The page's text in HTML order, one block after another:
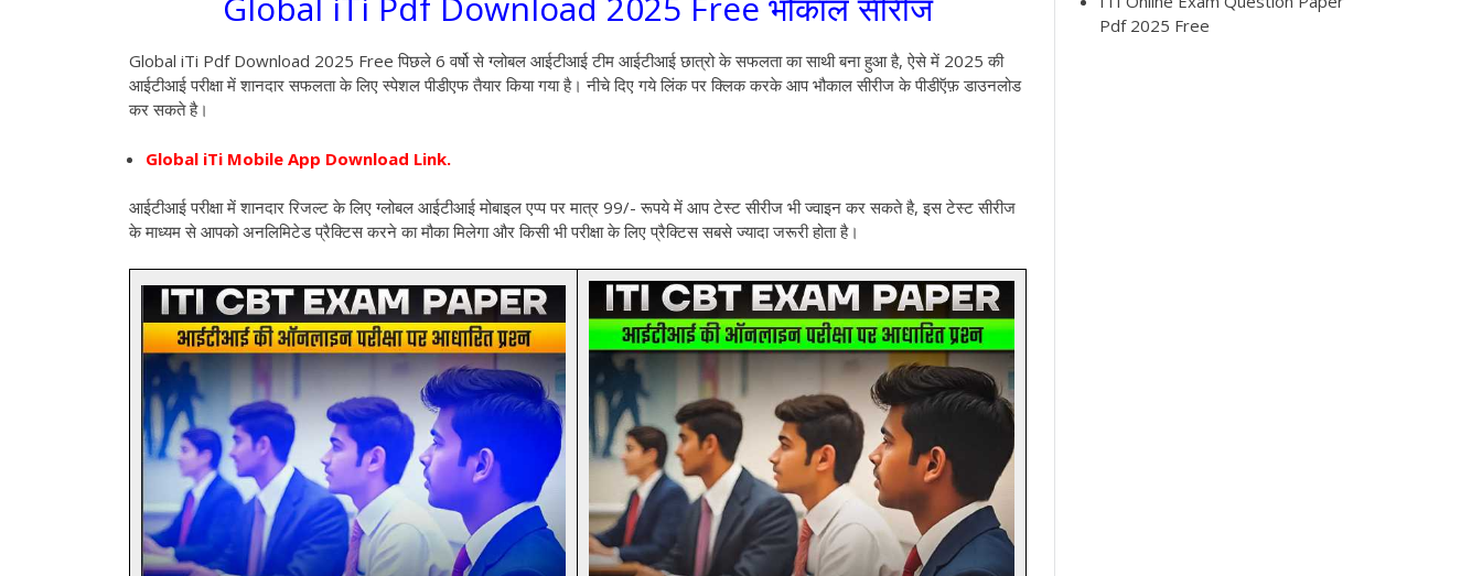
Global iTi Pdf Download 2025 Free पिछले 6 वर्षो से ग्लोबल आईटीआई टीम आईटीआई छात्रो के सफलता का साथी बना हुआ है, ऐसे में 2025 की
आईटीआई परीक्षा में शानदार सफलता के लिए स्पेशल पीडीएफ तैयार किया गया है। नीचे दिए गये लिंक पर क्लिक करके आप भौकाल सीरीज के पीडीऍफ़ डाउनलोड
कर सकते है।
Global iTi Mobile App Download Link.
आईटीआई परीक्षा में शानदार रिजल्ट के लिए ग्लोबल आईटीआई मोबाइल एप्प पर मात्र 99/- रूपये में आप टेस्ट सीरीज भी ज्वाइन कर सकते है, इस टेस्ट सीरीज
के माध्यम से आपको अनलिमिटेड प्रैक्टिस करने का मौका मिलेगा और किसी भी परीक्षा के लिए प्रैक्टिस सबसे ज्यादा जरूरी होता है।
Pdf 2025 Free